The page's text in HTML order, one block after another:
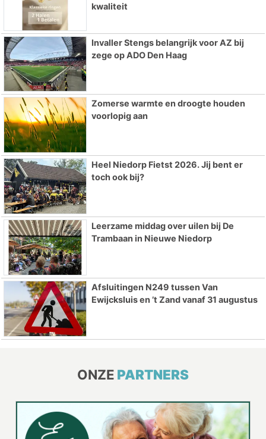
kwaliteit
Invaller Stengs belangrijk voor AZ bij
zege op ADO Den Haag
Zomerse warmte en droogte houden
voorlopig aan
Heel Niedorp Fietst 2026. Jij bent er
toch ook bij?
Leerzame middag over uilen bij De
Trambaan in Nieuwe Niedorp
Afsluitingen N249 tussen Van
Ewijcksluis en ’t Zand vanaf 31 augustus
ONZE PARTNERS